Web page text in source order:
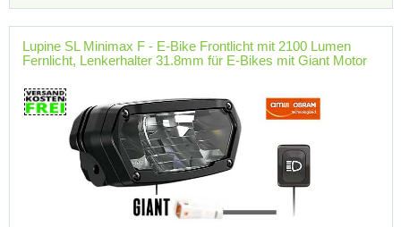
Lupine SL Minimax F - E-Bike Frontlicht mit 2100 Lumen
Fernlicht, Lenkerhalter 31.8mm für E-Bikes mit Giant Motor